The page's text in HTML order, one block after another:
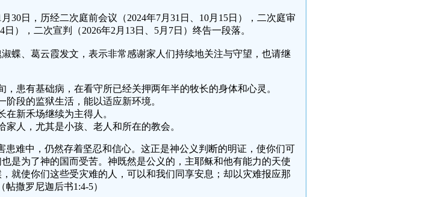
30日，历经二次庭前会议（2024年7月31日、10月15日），二次庭审
日），二次宣判（2026年2月13日、5月7日）终告一段落。
淑蝶、葛云霞发文，表示非常感谢家人们持续地关注与守望，也请继
，患有基础病，在看守所已经关押两年半的牧长的身体和心灵。
阶段的监狱生活，能以适应新环境。
在新禾场继续为主得人。
家人，尤其是小孩、老人和所在的教会。
患难中，仍然存着坚忍和信心。这正是神公义判断的明证，使你们可
是为了神的国而受苦。神既然是公义的，主耶稣和他有能力的天使
就使你们这些受灾难的人，可以和我们同享安息；却以灾难报应那
撒罗尼迦后书1:4-5）